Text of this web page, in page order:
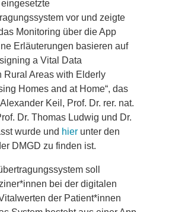
vor und zeigte
Monitoring über die App
Erläuterungen basieren auf
a Vital Data
Rural Areas with Elderly
Homes and at Home“, das
Keil, Prof. Dr. rer. nat.
Dr. Thomas Ludwig und Dr.
wurde und hierunter den
DMGD zu finden ist.
soll
bei der digitalen
der Patient*innen